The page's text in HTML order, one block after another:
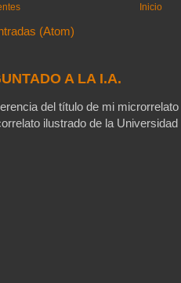
Inicio
(Atom)
A LA I.A.
del título de mi
ilustrado de la Universidad